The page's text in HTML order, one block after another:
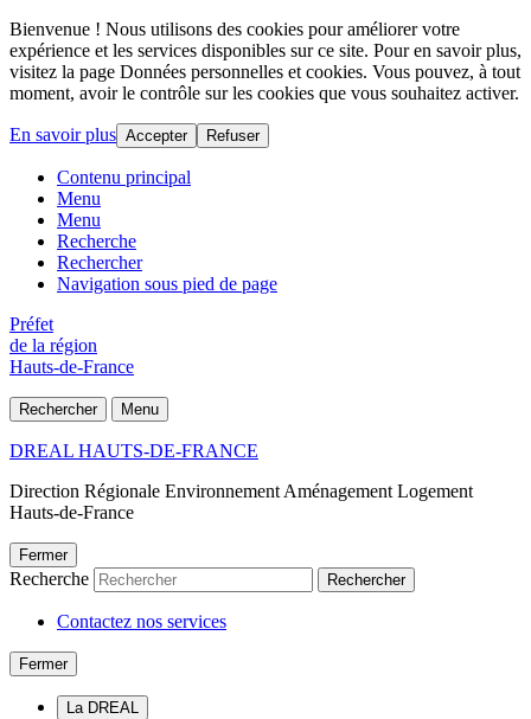
Bienvenue ! Nous utilisons des cookies pour améliorer votre
expérience et les services disponibles sur ce site. Pour en savoir plus,
visitez la page Données personnelles et cookies. Vous pouvez, à tout
moment, avoir le contrôle sur les cookies que vous souhaitez activer.
En savoir plus Accepter Refuser
Contenu principal
Menu
Menu
Recherche
Rechercher
Navigation sous pied de page
Préfet
de la région
Hauts-de-France
Rechercher Menu
DREAL HAUTS-DE-FRANCE
Direction Régionale Environnement Aménagement Logement
Hauts-de-France
Fermer
Recherche Rechercher
Contactez nos services
Fermer
La DREAL